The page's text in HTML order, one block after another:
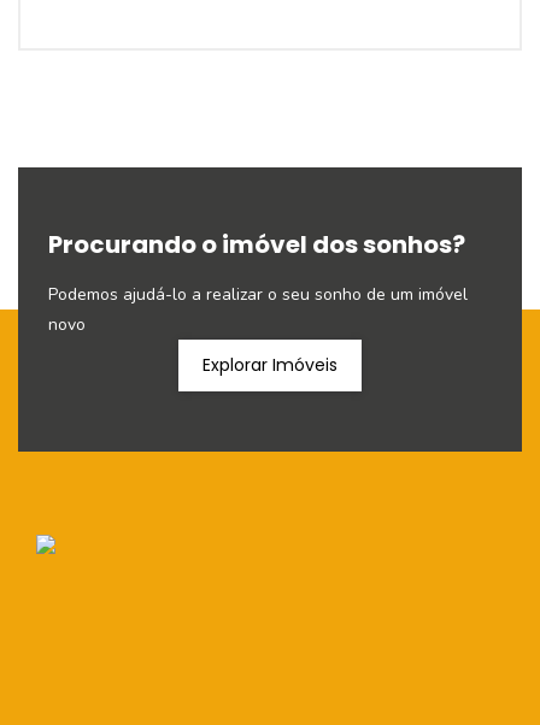
Procurando o imóvel dos sonhos?
Podemos ajudá-lo a realizar o seu sonho de um imóvel
novo
Explorar Imóveis